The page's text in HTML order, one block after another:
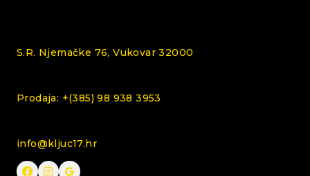
S.R. Njemačke 76, Vukovar 32000
Prodaja: +(385) 98 938 3953
info@kljuc17.hr